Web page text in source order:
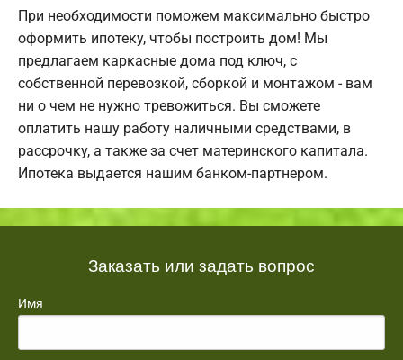
При необходимости поможем максимально быстро
оформить ипотеку, чтобы построить дом! Мы
предлагаем каркасные дома под ключ, с
собственной перевозкой, сборкой и монтажом - вам
ни о чем не нужно тревожиться. Вы сможете
оплатить нашу работу наличными средствами, в
рассрочку, а также за счет материнского капитала.
Ипотека выдается нашим банком-партнером.
Заказать или задать вопрос
Имя